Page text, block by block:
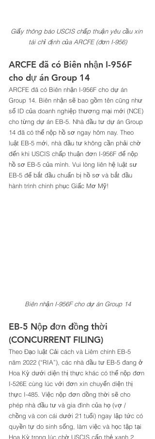
Giấy thông báo USCIS chấp thuận yêu cầu xin
tái chỉ định của ARCFE (đơn I-956)
ARCFE đã có Biên nhận I-956F
cho dự án Group 14
ARCFE đã có Biên nhận I-956F cho dự án
Group 14. Biên nhận sẽ bao gồm tên cũng như
số ID của doanh nghiệp thương mại mới (NCE)
cho từng dự án EB-5. Nhà đầu tư dự án Group
14 đã có thể nộp hồ sơ ngay hôm nay. Theo
luật EB-5 mới, nhà đầu tư không cần phải chờ
đến khi USCIS chấp thuận đơn I-956F để nộp
hồ sơ EB-5 của mình. Vui lòng liên hệ luật sư
EB-5 để bắt đầu chuẩn bị hồ sơ và bắt đầu
hành trình chinh phục Giấc Mơ Mỹ!
Biên nhận I-956F cho dự án Group 14
EB-5 Nộp đơn đồng thời
(CONCURRENT FILING)
Theo Đạo luật Cải cách và Liêm chính EB-5
năm 2022 (“RIA”), các nhà đầu tư EB-5 đang ở
Hoa Kỳ dưới diện thị thực khác có thể nộp đơn
I-526E cùng lúc với đơn xin chuyển diện thị
thực I-485. Việc nộp đơn dồng thời sẽ cho
phép nhà đầu tư và gia đình của họ (vợ /
chồng và con cái dưới 21 tuổi) ngay lập tức có
quyền tự do sinh sống, làm việc và học tập tại
Hoa Kỳ trong lúc chờ USCIS cấp thẻ xanh 2